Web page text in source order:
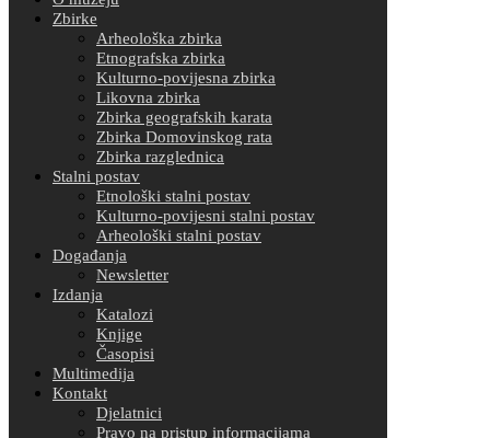
Zbirke
Arheološka zbirka
Etnografska zbirka
Kulturno-povijesna zbirka
Likovna zbirka
Zbirka geografskih karata
Zbirka Domovinskog rata
Zbirka razglednica
Stalni postav
Etnološki stalni postav
Kulturno-povijesni stalni postav
Arheološki stalni postav
Događanja
Newsletter
Izdanja
Katalozi
Knjige
Časopisi
Multimedija
Kontakt
Djelatnici
Pravo na pristup informacijama